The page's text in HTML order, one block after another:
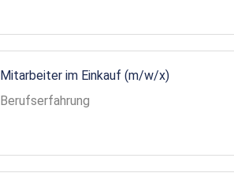
Mitarbeiter im Einkauf (m/w/x)
Berufserfahrung